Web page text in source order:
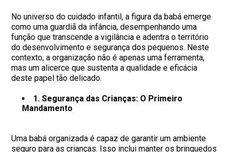
No universo do cuidado infantil, a figura da babá emerge
como uma guardiã da infância, desempenhando uma
função que transcende a vigilância e adentra o território
do desenvolvimento e segurança dos pequenos. Neste
contexto, a organização não é apenas uma ferramenta,
mas um alicerce que sustenta a qualidade e eficácia
deste papel tão delicado.
1. Segurança das Crianças: O Primeiro
Mandamento
Uma babá organizada é capaz de garantir um ambiente
seguro para as crianças. Isso inclui manter os brinquedos